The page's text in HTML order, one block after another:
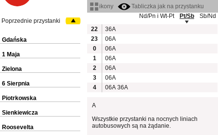
ikony
Tabliczka jak na przystanku
Nd/Pn i Wt-Pt
Pt/Sb
Sb/Nd
22
36A
23
06A
0
06A
1
06A
2
06A
3
06A
4
06A 36A
A
Wszystkie przystanki na nocnych liniach
autobusowych są na żądanie.
Poprzednie przystanki
Gdańska
1 Maja
Zielona
6 Sierpnia
Piotrkowska
Sienkiewicza
Roosevelta